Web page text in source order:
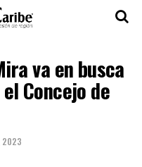
va en busca
Concejo de
2023